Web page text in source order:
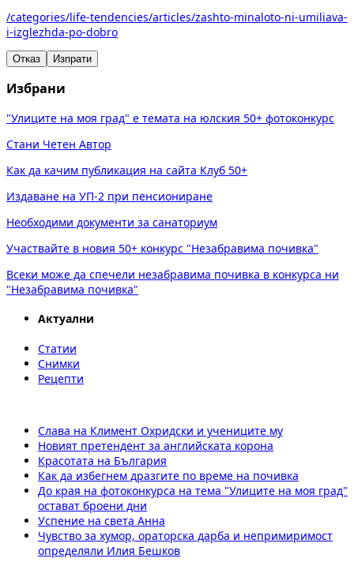
/categories/life-tendencies/articles/zashto-minaloto-ni-umiliava-
i-izglezhda-po-dobro
Отказ Изпрати
Избрани
"Улиците на моя град" е темата на юлския 50+ фотоконкурс
Стани Четен Автор
Как да качим публикация на сайта Клуб 50+
Издаване на УП-2 при пенсиониране
Необходими документи за санаториум
Участвайте в новия 50+ конкурс "Незабравима почивка"
Всеки може да спечели незабравима почивка в конкурса ни
"Незабравима почивка"
Актуални
Статии
Снимки
Рецепти
Слава на Климент Охридски и учениците му
Новият претендент за английската корона
Красотата на България
Как да избегнем дразгите по време на почивка
До края на фотоконкурса на тема "Улиците на моя град"
остават броени дни
Успение на света Анна
Чувство за хумор, ораторска дарба и непримиримост
определяли Илия Бешков